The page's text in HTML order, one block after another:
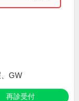
GW
再診受付